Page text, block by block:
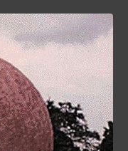
Gaming Filme
Allmystery English
Geschlossen